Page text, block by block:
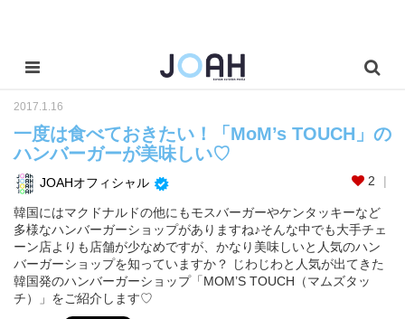
2017.1.16
一度は食べておきたい！「MoM’s TOUCH」の
ハンバーガーが美味しい♡
JOAHオフィシャル 2
韓国にはマクドナルドの他にもモスバーガーやケンタッキーなど
多様なハンバーガーショップがありますね♪そんな中でも大手チェ
ーン店よりも店舗が少なめですが、かなり美味しいと人気のハン
バーガーショップを知っていますか？ じわじわと人気が出てきた
韓国発のハンバーガーショップ「MOM’S TOUCH（マムズタッ
チ）」をご紹介します♡